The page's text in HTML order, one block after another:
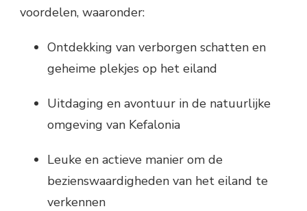
voordelen, waaronder:
Ontdekking van verborgen schatten en
geheime plekjes op het eiland
Uitdaging en avontuur in de natuurlijke
omgeving van Kefalonia
Leuke en actieve manier om de
bezienswaardigheden van het eiland te
verkennen